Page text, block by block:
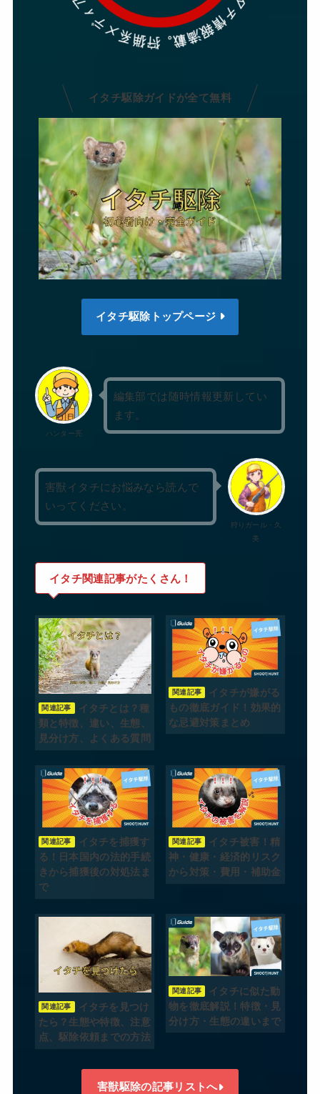
イタチ駆除ガイドが全て無料
イタチ駆除トップページ
ハンター亮
編集部では随時情報更新してい
ます。
狩りガール・久
美
害獣イタチにお悩みなら読んで
いってください。
イタチ関連記事がたくさん！
関連記事
イタチとは？種
類と特徴、違い、生態、
見分け方、よくある質問
関連記事
イタチが嫌がる
もの徹底ガイド！効果的
な忌避対策まとめ
関連記事
イタチを捕獲す
る！日本国内の法的手続
きから捕獲後の対処法ま
で
関連記事
イタチ被害！精
神・健康・経済的リスク
から対策・費用・補助金
関連記事
イタチを見つけ
たら？生態や特徴、注意
点、駆除依頼までの方法
関連記事
イタチに似た動
物を徹底解説！特徴・見
分け方・生態の違いまで
害獣駆除の記事リストへ